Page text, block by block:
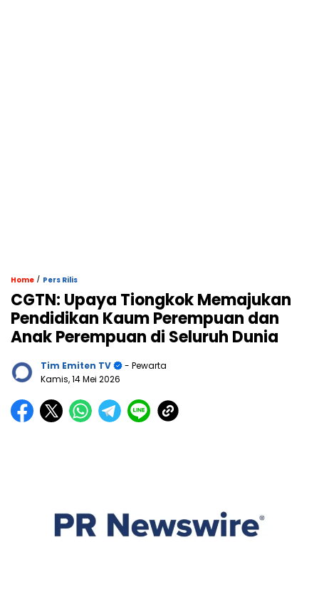
Home / Pers Rilis
CGTN: Upaya Tiongkok Memajukan
Pendidikan Kaum Perempuan dan
Anak Perempuan di Seluruh Dunia
Tim Emiten TV
- Pewarta
Kamis, 14 Mei 2026